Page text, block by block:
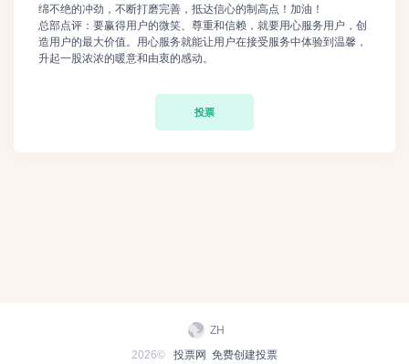
绵不绝的冲劲，不断打磨完善，抵达信心的制高点！加油！
总部点评：要赢得用户的微笑、尊重和信赖，就要用心服务用户，创
造用户的最大价值。用心服务就能让用户在接受服务中体验到温馨，
升起一股浓浓的暖意和由衷的感动。
投票
2026© 投票网 免费创建投票
ZH